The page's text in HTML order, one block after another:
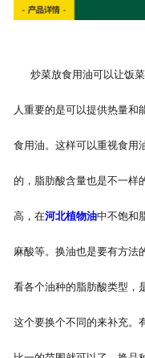
炒菜放食用油可以让饭菜
人重要的是可以提供热量和
食用油。这样可以重视食用
的，脂肪酸含量也是不一样
高，在河北植物油中不饱和
麻酸等。换油也是要有方法
看各个油种的脂肪酸类型，
这个要换个不同的来补充。